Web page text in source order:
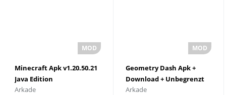
Minecraft Apk v1.20.50.21
Java Edition
herunterladen
Arkade
Geometry Dash Apk +
Download + Unbegrenzt
alles
Arkade